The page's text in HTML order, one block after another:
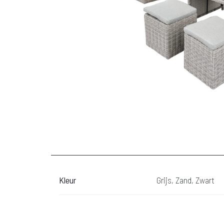
Kleur Grijs, Zand, Zwart